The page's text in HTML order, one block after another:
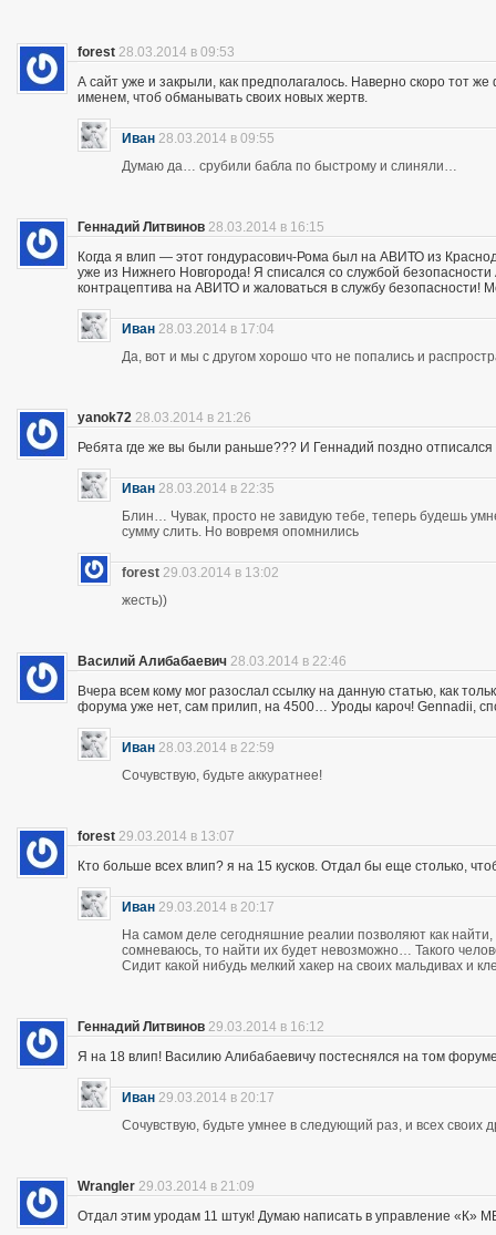
forest 28.03.2014 в 09:53
А сайт уже и закрыли, как предполагалось. Наверно скоро тот
именем, чтоб обманывать своих новых жертв.
Иван 28.03.2014 в 09:55
Думаю да… срубили бабла по быстрому и слиняли…
Геннадий Литвинов 28.03.2014 в 16:15
Когда я влип — этот гондурасович-Рома был на АВИТО из
уже из Нижнего Новгорода! Я списался со службой
контрацептива на АВИТО и жаловаться в службу безопасности!
Иван 28.03.2014 в 17:04
Да, вот и мы с другом хорошо что не попались и
yanok72 28.03.2014 в 21:26
Ребята где же вы были раньше??? И Геннадий поздно
Иван 28.03.2014 в 22:35
Блин… Чувак, просто не завидую тебе, теперь будешь
сумму слить. Но вовремя опомнились
forest 29.03.2014 в 13:02
жесть))
Василий Алибабаевич 28.03.2014 в 22:46
Вчера всем кому мог разослал ссылку на данную статью, как
форума уже нет, сам прилип, на 4500… Уроды кароч! Gennadii,
Иван 28.03.2014 в 22:59
Сочувствую, будьте аккуратнее!
forest 29.03.2014 в 13:07
Кто больше всех влип? я на 15 кусков. Отдал бы еще столько,
Иван 29.03.2014 в 20:17
На самом деле сегодняшние реалии позволяют как
сомневаюсь, то найти их будет невозможно… Такого
Сидит какой нибудь мелкий хакер на своих мальдивах и
Геннадий Литвинов 29.03.2014 в 16:12
Я на 18 влип! Василию Алибабаевичу постеснялся на том
Иван 29.03.2014 в 20:17
Сочувствую, будьте умнее в следующий раз, и всех своих
Wrangler 29.03.2014 в 21:09
Отдал этим уродам 11 штук! Думаю написать в управление «К»